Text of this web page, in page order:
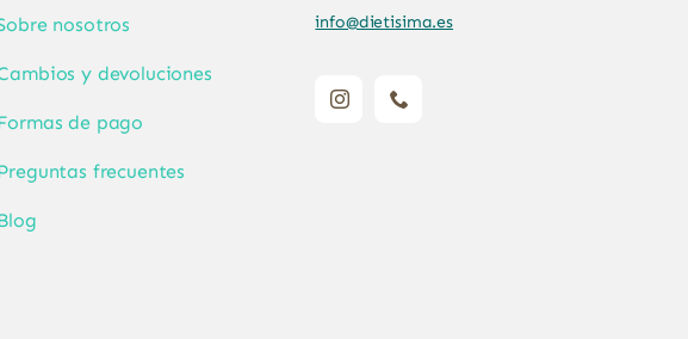
nosotros
y devoluciones
de pago
frecuentes
info@dietisima.es